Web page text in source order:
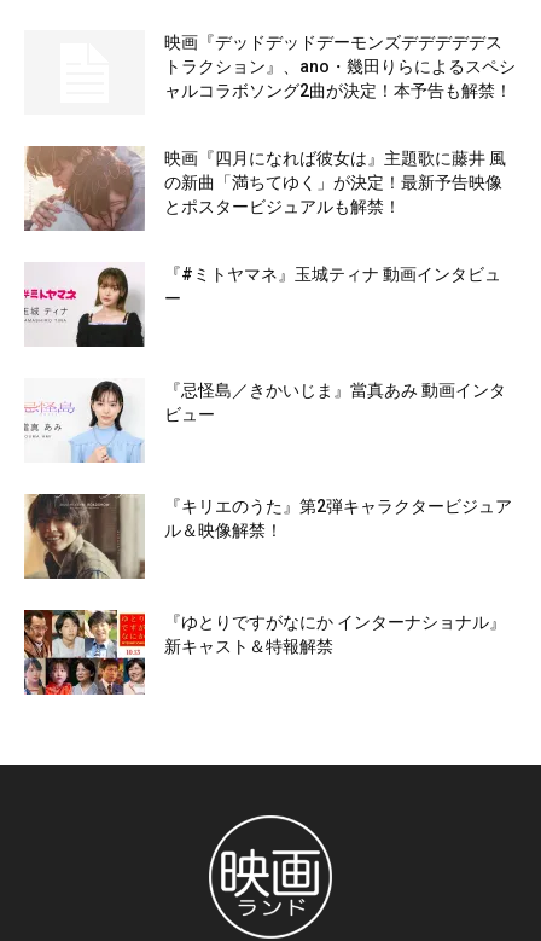
映画『デッドデッドデーモンズデデデデデス
トラクション』、ano・幾田りらによるスペシ
ャルコラボソング2曲が決定！本予告も解禁！
映画『四月になれば彼女は』主題歌に藤井 風
の新曲「満ちてゆく」が決定！最新予告映像
とポスタービジュアルも解禁！
『#ミトヤマネ』玉城ティナ 動画インタビュ
ー
『忌怪島／きかいじま』當真あみ 動画インタ
ビュー
『キリエのうた』第2弾キャラクタービジュア
ル＆映像解禁！
『ゆとりですがなにか インターナショナル』
新キャスト＆特報解禁